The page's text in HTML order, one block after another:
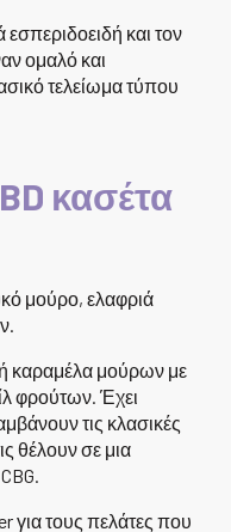
και τον
ομαλό και
τελείωμα τύπου
κασέτα
μούρο, ελαφριά
καραμέλα μούρων με
φρούτων. Έχει
τις κλασικές
θέλουν σε μια
για τους πελάτες που